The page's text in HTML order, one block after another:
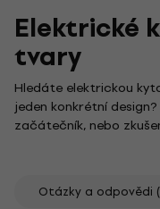
Elektrické
tvary
Hledáte elektrickou
jeden konkrétní
začátečník, nebo
Správně zvolená
Otázky a odpovědi